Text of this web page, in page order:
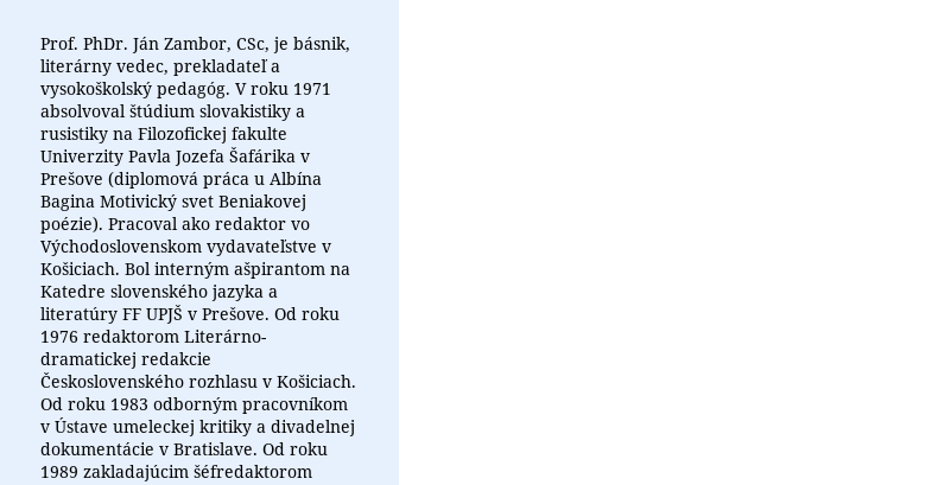
Prof. PhDr. Ján Zambor, CSc, je básnik,
literárny vedec, prekladateľ a
vysokoškolský pedagóg. V roku 1971
absolvoval štúdium slovakistiky a
rusistiky na Filozofickej fakulte
Univerzity Pavla Jozefa Šafárika v
Prešove (diplomová práca u Albína
Bagina Motivický svet Beniakovej
poézie). Pracoval ako redaktor vo
Východoslovenskom vydavateľstve v
Košiciach. Bol interným ašpirantom na
Katedre slovenského jazyka a
literatúry FF UPJŠ v Prešove. Od roku
1976 redaktorom Literárno-
dramatickej redakcie
Československého rozhlasu v Košiciach.
Od roku 1983 odborným pracovníkom
v Ústave umeleckej kritiky a divadelnej
dokumentácie v Bratislave. Od roku
1989 zakladajúcim šéfredaktorom